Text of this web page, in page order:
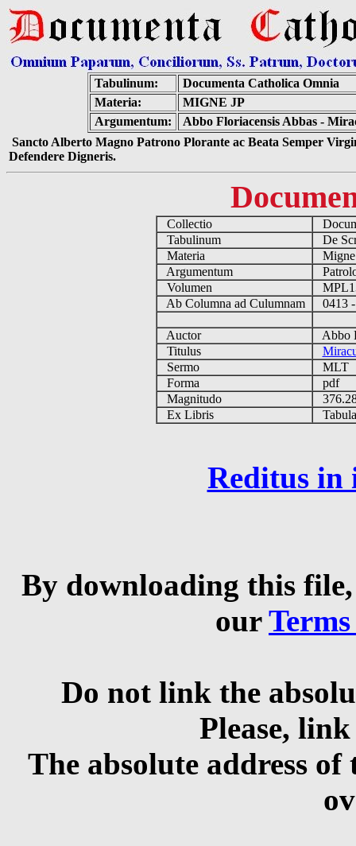
Tabulinum:
Documenta Catholica Omnia
Materia:
MIGNE JP
Argumentum:
Abbo Floriacensis Abbas -
Sancto Alberto Magno Patrono Plorante ac Beata Semper
Defendere Digneris.
Collectio
Tabulinum
De
Materia
Argumentum
Volumen
Ab Columna ad Culumnam
0413
Auctor
Abbo
Titulus
Sermo
MLT
Forma
pdf
Magnitudo
Ex Libris
Reditus in
By downloading this
our
Do not link the
Please,
The absolute address